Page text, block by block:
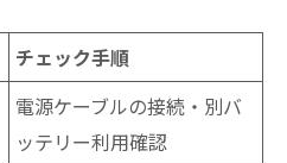
チェック手順
電源ケーブルの接続・別バ
ッテリー利用確認